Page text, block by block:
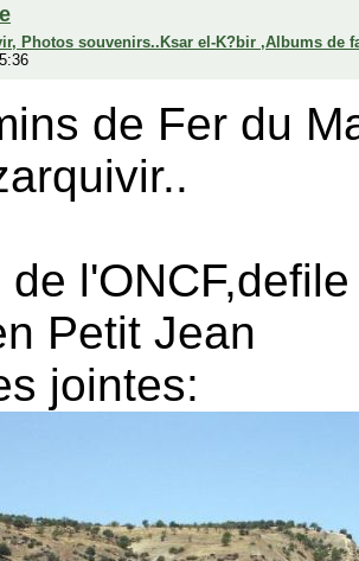
Photos souvenirs..Ksar el-K?bir ,Albums de
de Fer du
de
Petit Jean
jointes: